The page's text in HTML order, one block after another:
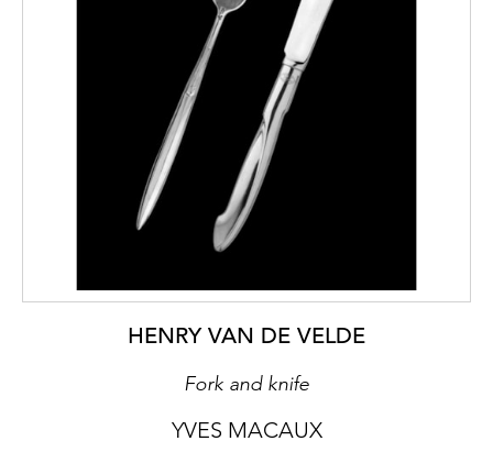
HENRY VAN DE VELDE
Fork and knife
YVES MACAUX